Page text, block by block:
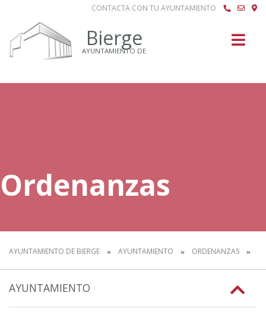
CONTACTA CON TU AYUNTAMIENTO
Bierge
AYUNTAMIENTO DE
Ordenanzas
AYUNTAMIENTO DE BIERGE AYUNTAMIENTO ORDENANZAS
AYUNTAMIENTO